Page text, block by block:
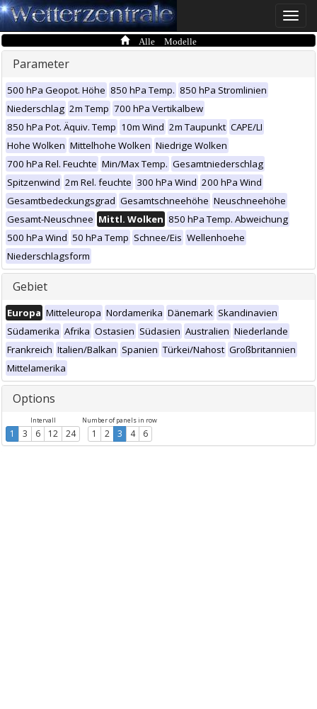
Toggle
Alle Modelle
Parameter
500 hPa Geopot. Höhe 850 hPa Temp. 850 hPa Stromlinien
Niederschlag 2m Temp 700 hPa Vertikalbew
850 hPa Pot. Äquiv. Temp 10m Wind 2m Taupunkt CAPE/LI
Hohe Wolken Mittelhohe Wolken Niedrige Wolken
700 hPa Rel. Feuchte Min/Max Temp. Gesamtniederschlag
Spitzenwind 2m Rel. feuchte 300 hPa Wind 200 hPa Wind
Gesamtbedeckungsgrad Gesamtschneehöhe Neuschneehöhe
Gesamt-Neuschnee Mittl. Wolken 850 hPa Temp. Abweichung
500 hPa Wind 50 hPa Temp Schnee/Eis Wellenhoehe
Niederschlagsform
Gebiet
Europa Mitteleuropa Nordamerika Dänemark Skandinavien
Südamerika Afrika Ostasien Südasien Australien Niederlande
Frankreich Italien/Balkan Spanien Türkei/Nahost Großbritannien
Mittelamerika
Options
Intervall
1 3 6 12 24
Number of panels in row
1 2 3 4 6